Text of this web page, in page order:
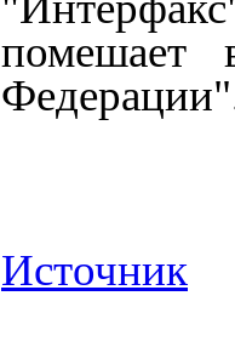
помешает
Источник